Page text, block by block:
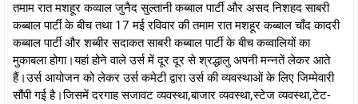
तमाम रात मशहूर कव्वाल जुनैद सुल्तानी कब्बाल पार्टी और असद निशहद साबरी
कब्बाल पार्टी के बीच तथा 17 मई रविवार की तमाम रात मशहूर कब्बाल चाँद कादरी
कब्बाल पार्टी और शब्बीर सदाकत साबरी कब्बाल पार्टी के बीच कव्वालियों का
मुकाबला होगा।यहां होने वाले उर्स में दूर दूर से श्रद्धालु अपनी मन्नतें लेकर आते
हैं।उर्स आयोजन को लेकर उर्स कमेटी द्वारा उर्स की व्यवस्थाओं के लिए जिम्मेवारी
सौंपी गई है।जिसमें दरगाह सजावट व्यवस्था,बाजार व्यवस्था,स्टेज व्यवस्था,टेट-